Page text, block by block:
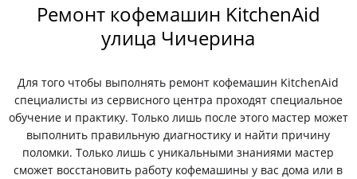
Ремонт кофемашин KitchenAid
улица Чичерина
Для того чтобы выполнять ремонт кофемашин KitchenAid
специалисты из сервисного центра проходят специальное
обучение и практику. Только лишь после этого мастер может
выполнить правильную диагностику и найти причину
поломки. Только лишь с уникальными знаниями мастер
сможет восстановить работу кофемашины у вас дома или в